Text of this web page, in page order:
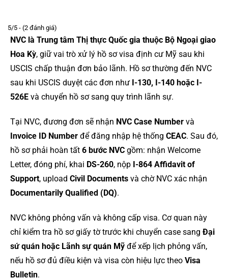
5/5 - (2 đánh giá)
NVC là Trung tâm Thị thực Quốc gia thuộc Bộ Ngoại giao
Hoa Kỳ, giữ vai trò xử lý hồ sơ visa định cư Mỹ sau khi
USCIS chấp thuận đơn bảo lãnh. Hồ sơ thường đến NVC
sau khi USCIS duyệt các đơn như I-130, I-140 hoặc I-
526E và chuyển hồ sơ sang quy trình lãnh sự.
Tại NVC, đương đơn sẽ nhận NVC Case Number và
Invoice ID Number để đăng nhập hệ thống CEAC. Sau đó,
hồ sơ phải hoàn tất 6 bước NVC gồm: nhận Welcome
Letter, đóng phí, khai DS-260, nộp I-864 Affidavit of
Support, upload Civil Documents và chờ NVC xác nhận
Documentarily Qualified (DQ).
NVC không phỏng vấn và không cấp visa. Cơ quan này
chỉ kiểm tra hồ sơ giấy tờ trước khi chuyển case sang Đại
sứ quán hoặc Lãnh sự quán Mỹ để xếp lịch phỏng vấn,
nếu hồ sơ đủ điều kiện và visa còn hiệu lực theo Visa
Bulletin.